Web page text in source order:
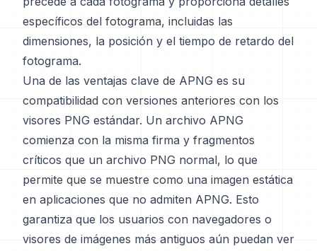
específicos del fotograma, incluidas las
dimensiones, la posición y el tiempo de retardo del
fotograma.
Una de las ventajas clave de APNG es su
compatibilidad con versiones anteriores con los
visores PNG estándar. Un archivo APNG
comienza con la misma firma y fragmentos
críticos que un archivo PNG normal, lo que
permite que se muestre como una imagen estática
en aplicaciones que no admiten APNG. Esto
garantiza que los usuarios con navegadores o
visores de imágenes más antiguos aún puedan ver